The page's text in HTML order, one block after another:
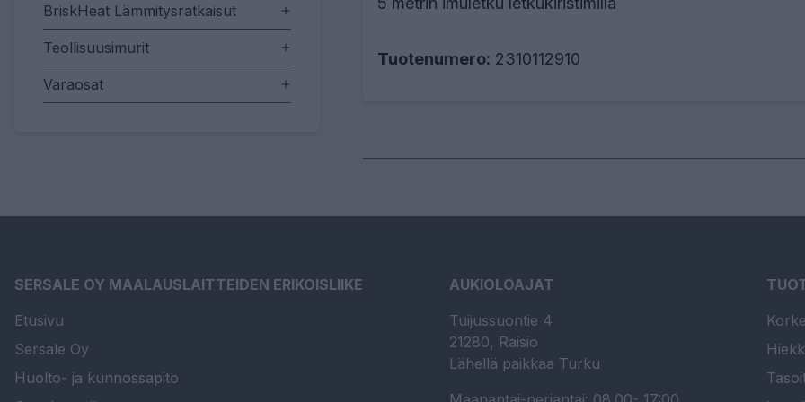
BriskHeat Lämmitysratkaisut
Teollisuusimurit
Varaosat
Tuotenumero: 2310112910
SERSALE OY MAALAUSLAITTEIDEN ERIKOISLIIKE
Etusivu
Sersale Oy
Huolto- ja kunnossapito
AUKIOLOAJAT
Tuijussuontie 4
21280, Raisio
Lähellä paikkaa Turku